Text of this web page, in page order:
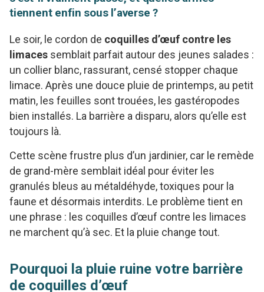
tiennent enfin sous l’averse ?
Le soir, le cordon de coquilles d’œuf contre les
limaces semblait parfait autour des jeunes salades :
un collier blanc, rassurant, censé stopper chaque
limace. Après une douce pluie de printemps, au petit
matin, les feuilles sont trouées, les gastéropodes
bien installés. La barrière a disparu, alors qu’elle est
toujours là.
Cette scène frustre plus d’un jardinier, car le remède
de grand-mère semblait idéal pour éviter les
granulés bleus au métaldéhyde, toxiques pour la
faune et désormais interdits. Le problème tient en
une phrase : les coquilles d’œuf contre les limaces
ne marchent qu’à sec. Et la pluie change tout.
Pourquoi la pluie ruine votre barrière
de coquilles d’œuf